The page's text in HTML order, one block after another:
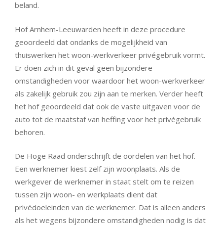
beland.
Hof Arnhem-Leeuwarden heeft in deze procedure
geoordeeld dat ondanks de mogelijkheid van
thuiswerken het woon-werkverkeer privégebruik vormt.
Er doen zich in dit geval geen bijzondere
omstandigheden voor waardoor het woon-werkverkeer
als zakelijk gebruik zou zijn aan te merken. Verder heeft
het hof geoordeeld dat ook de vaste uitgaven voor de
auto tot de maatstaf van heffing voor het privégebruik
behoren.
De Hoge Raad onderschrijft de oordelen van het hof.
Een werknemer kiest zelf zijn woonplaats. Als de
werkgever de werknemer in staat stelt om te reizen
tussen zijn woon- en werkplaats dient dat
privédoeleinden van de werknemer. Dat is alleen anders
als het wegens bijzondere omstandigheden nodig is dat